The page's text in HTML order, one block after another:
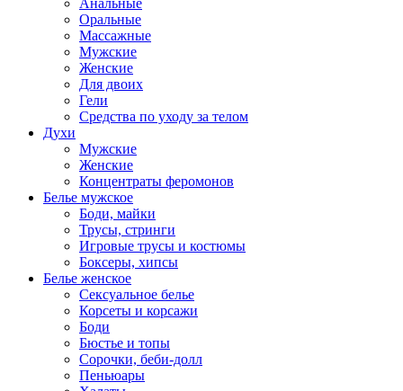
Анальные
Оральные
Массажные
Мужские
Женские
Для двоих
Гели
Средства по уходу за телом
Духи
Мужские
Женские
Концентраты феромонов
Белье мужское
Боди, майки
Трусы, стринги
Игровые трусы и костюмы
Боксеры, хипсы
Белье женское
Сексуальное белье
Корсеты и корсажи
Боди
Бюстье и топы
Сорочки, беби-долл
Пеньюары